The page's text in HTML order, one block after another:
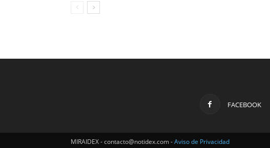
FACEBOOK
MIRAIDEX - contacto@notidex.com -Aviso de Privacidad